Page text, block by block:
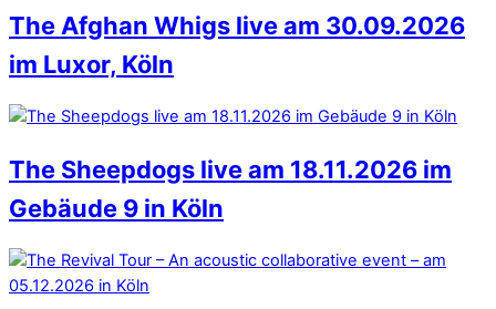
The Afghan Whigs live am 30.09.2026
im Luxor, Köln
The Sheepdogs live am 18.11.2026 im
Gebäude 9 in Köln